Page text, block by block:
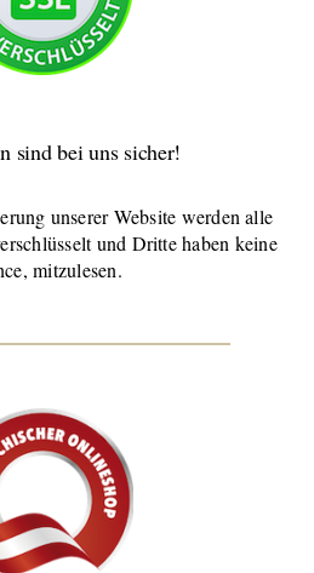
sind bei uns sicher!
unserer Website werden alle
und Dritte haben keine
mitzulesen.